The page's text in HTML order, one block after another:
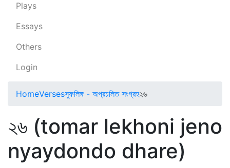
Plays
Essays
Others
Login
HomeVersesস্ফুলিঙ্গ - অপ্রচলিত সংগ্রহ২৬
২৬ (tomar lekhoni jeno
nyaydondo dhare)